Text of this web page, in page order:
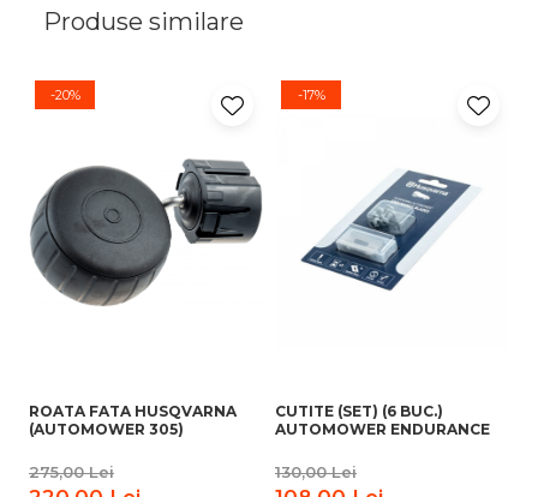
Produse similare
-20%
ROATA FATA HUSQVARNA
(AUTOMOWER 305)
275,00 Lei
-17%
CUTITE (SET) (6 BUC.)
AUTOMOWER ENDURANCE
130,00 Lei